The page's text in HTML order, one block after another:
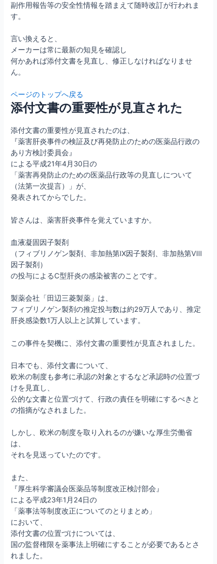
副作用報告等の安全性情報を踏まえて随時改訂が行われま
す。
言い換えると、
メーカーは常に最新の知見を確認し
何かあれば添付文書を見直し、修正しなければなりませ
ん。
ページのトップへ戻る
添付文書の重要性が見直された
添付文書の重要性が見直されたのは、
『薬害肝炎事件の検証及び再発防止のための医薬品行政の
あり方検討委員会』
による平成21年4月30日の
「薬害再発防止のための医薬品行政等の見直しについて
（法第一次提言）」が、
発表されてからでした。
皆さんは、薬害肝炎事件を覚えていますか。
血液凝固因子製剤
（フィブリノゲン製剤、非加熱第IX因子製剤、非加熱第VIII
因子製剤）
の投与によるC型肝炎の感染被害のことです。
製薬会社「田辺三菱製薬」は、
フィブリノゲン製剤の推定投与数は約29万人であり、推定
肝炎感染数1万人以上と試算しています。
この事件を契機に、添付文書の重要性が見直されました。
日本でも、添付文書について、
欧米の制度も参考に承認の対象とするなど承認時の位置づ
けを見直し、
公的な文書と位置づけて、行政の責任を明確にするべきと
の指摘がなされました。
しかし、欧米の制度を取り入れるのが嫌いな厚生労働省
は、
それを見送っていたのです。
また、
『厚生科学審議会医薬品等制度改正検討部会』
による平成23年1月24日の
「薬事法等制度改正についてのとりまとめ」
において、
添付文書の位置づけについては、
国の監督権限を薬事法上明確にすることが必要であるとさ
れました。